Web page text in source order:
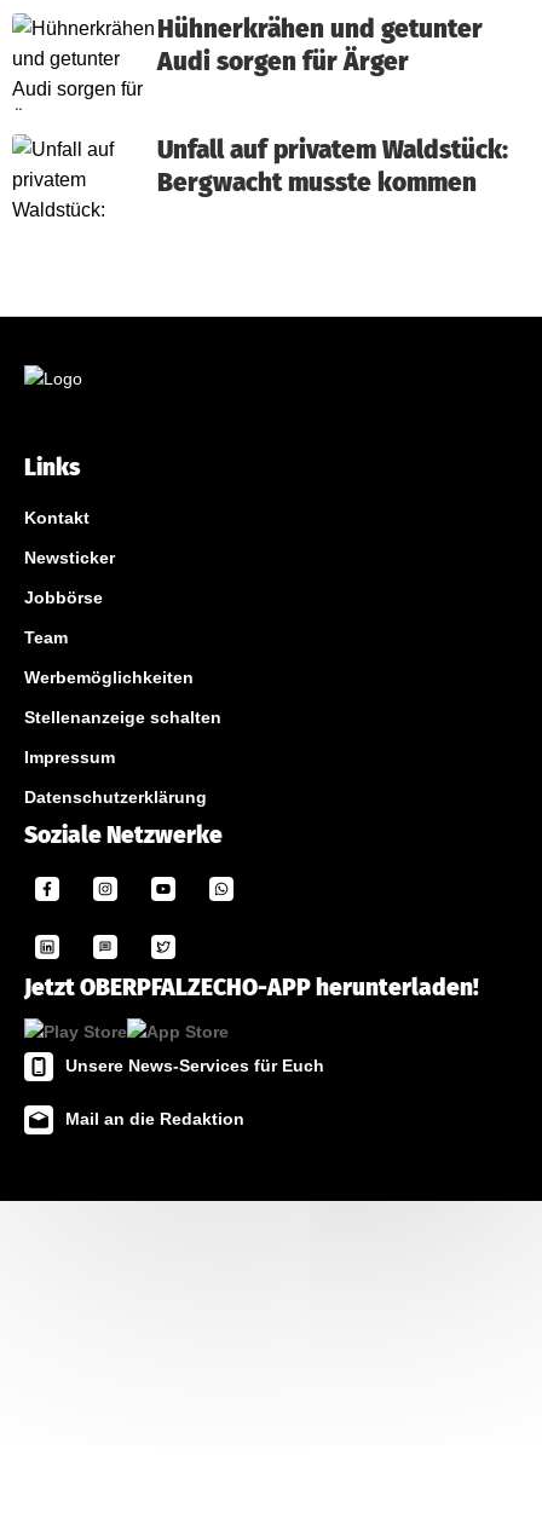
Hühnerkrähen und getunter
Audi sorgen für Ärger
Unfall auf privatem Waldstück:
Bergwacht musste kommen
Links
Kontakt
Newsticker
Jobbörse
Team
Werbemöglichkeiten
Stellenanzeige schalten
Impressum
Datenschutzerklärung
Soziale Netzwerke
Jetzt OBERPFALZECHO-APP herunterladen!
Unsere News-Services für Euch
Mail an die Redaktion